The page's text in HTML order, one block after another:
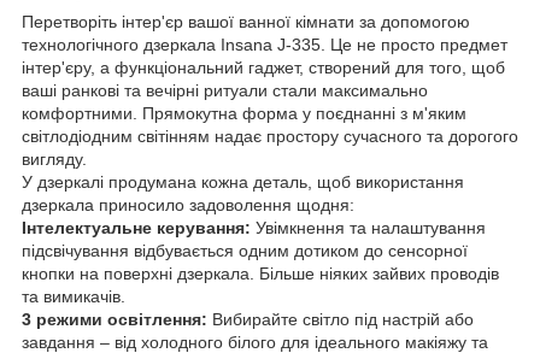
Перетворіть інтер'єр вашої ванної кімнати за допомогою
технологічного дзеркала Insana J-335. Це не просто предмет
інтер'єру, а функціональний гаджет, створений для того, щоб
ваші ранкові та вечірні ритуали стали максимально
комфортними. Прямокутна форма у поєднанні з м'яким
світлодіодним світінням надає простору сучасного та дорогого
вигляду.
У дзеркалі продумана кожна деталь, щоб використання
дзеркала приносило задоволення щодня:
Інтелектуальне керування: Увімкнення та налаштування
підсвічування відбувається одним дотиком до сенсорної
кнопки на поверхні дзеркала. Більше ніяких зайвих проводів
та вимикачів.
3 режими освітлення: Вибирайте світло під настрій або
завдання – від холодного білого для ідеального макіяжу та